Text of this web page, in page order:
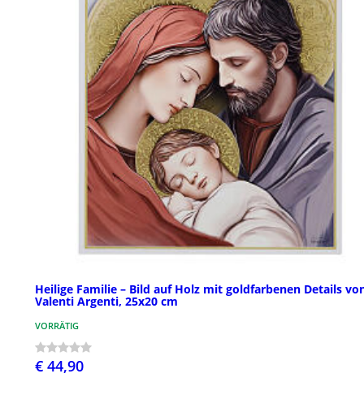
Heilige Familie – Bild auf Holz mit goldfarbenen Details
Valenti Argenti, 25x20 cm
VORRÄTIG
€ 44,90